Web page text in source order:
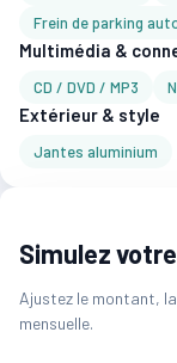
Frein de parking
Multimédia &
CD / DVD / MP3
Extérieur & style
Jantes aluminium
Simulez
Ajustez le montant,
mensuelle.